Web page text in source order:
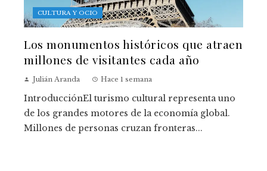
CULTURA Y OCIO
Los monumentos históricos que atraen
millones de visitantes cada año
Julián Aranda Hace 1 semana
IntroducciónEl turismo cultural representa uno
de los grandes motores de la economía global.
Millones de personas cruzan fronteras...